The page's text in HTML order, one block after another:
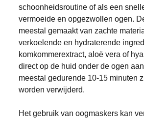
schoonheidsroutine of als een
vermoeide en opgezwollen ogen.
meestal gemaakt van zachte
verkoelende en hydraterende
komkommerextract, aloë vera of
direct op de huid onder de ogen
meestal gedurende 10-15 minuten
worden verwijderd.
Het gebruik van oogmaskers kan